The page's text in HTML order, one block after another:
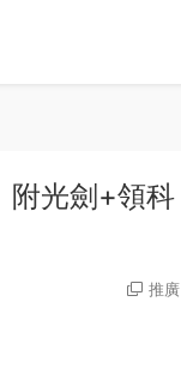
附光劍+領科
推廣